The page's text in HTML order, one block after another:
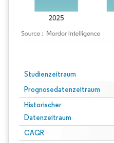
Studienzeitraum
Prognosedatenzeitraum
Historischer
Datenzeitraum
CAGR